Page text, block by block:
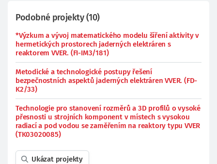
Podobné projekty(10)
*Výzkum a vývoj matematického modelu šíření aktivity v
hermetických prostorech jaderných elektráren s
reaktorem VVER. (FI-IM3/181)
Metodické a technologické postupy řešení
bezpečnostních aspektů jaderných elektráren VVER. (FD-
K2/33)
Technologie pro stanovení rozměrů a 3D profilů o vysoké
přesnosti u strojních komponent v místech s vysokou
radiací a pod vodou se zaměřením na reaktory typu VVER
(TK03020085)
Ukázat projekty